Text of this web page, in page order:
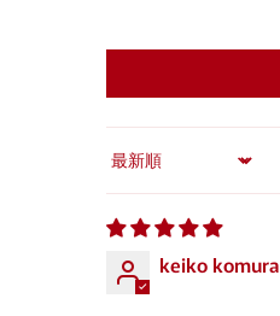
Sort by
keiko komura